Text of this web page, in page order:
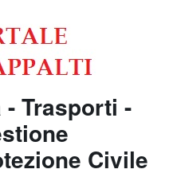
- Trasporti -
Civile